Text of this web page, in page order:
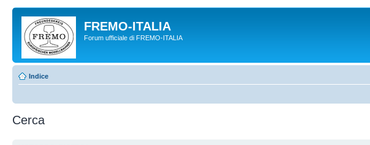
FREMO-ITALIA
Forum ufficiale di FREMO-ITALIA
Indice
Cerca